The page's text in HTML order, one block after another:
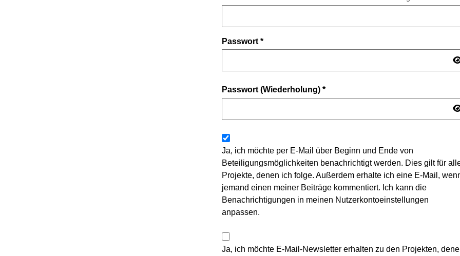
Passwort *
Passwort (Wiederholung) *
Ja, ich möchte per E-Mail über Beginn und Ende von
Beteiligungsmöglichkeiten benachrichtigt werden. Dies gilt für
Projekte, denen ich folge. Außerdem erhalte ich eine E-Mail,
jemand einen meiner Beiträge kommentiert. Ich kann die
Benachrichtigungen in meinen Nutzerkontoeinstellungen
anpassen.
Ja, ich möchte E-Mail-Newsletter erhalten zu den Projekten,